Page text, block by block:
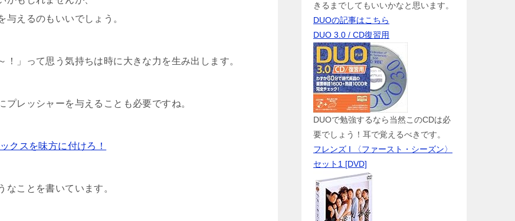
えるのもいいでしょう。
！」って思う気持ちは時に大きな力を生み出します。
レッシャーを与えることも必要ですね。
クスを味方に付けろ！
ことを書いています。
きるまでしてもいいかなと思います。
DUOの記事はこちら
DUO 3.0 / CD復習用
DUOで勉強するなら当然このCDは必
要でしょう！耳で覚えるべきです。
フレンズ I 〈ファースト・シーズン〉
セット1 [DVD]